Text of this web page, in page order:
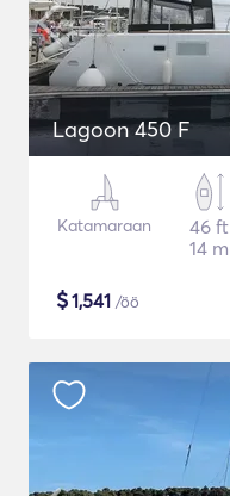
Lagoon 450 F
Katamaraan
46 ft
14 m
$1,541 /öö